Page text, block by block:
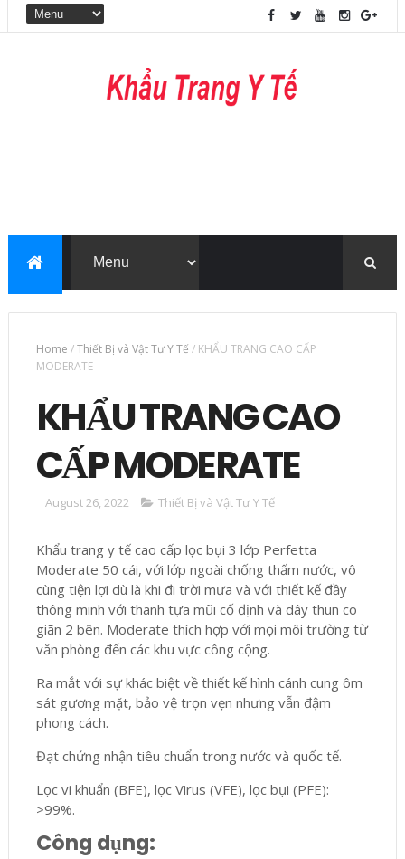
Home /Thiết Bị và Vật Tư Y Tế / KHẨU TRANG CAO CẤP
MODERATE
KHẨU TRANG CAO
CẤP MODERATE
August 26, 2022 Thiết Bị và Vật Tư Y Tế
Khẩu trang y tế cao cấp lọc bụi 3 lớp Perfetta
Moderate 50 cái, với lớp ngoài chống thấm nước, vô
cùng tiện lợi dù là khi đi trời mưa và với thiết kế đầy
thông minh với thanh tựa mũi cố định và dây thun co
giãn 2 bên. Moderate thích hợp với mọi môi trường từ
văn phòng đến các khu vực công cộng.
Ra mắt với sự khác biệt về thiết kế hình cánh cung ôm
sát gương mặt, bảo vệ trọn vẹn nhưng vẫn đậm
phong cách.
Đạt chứng nhận tiêu chuẩn trong nước và quốc tế.
Lọc vi khuẩn (BFE), lọc Virus (VFE), lọc bụi (PFE):
>99%.
Công dụng: